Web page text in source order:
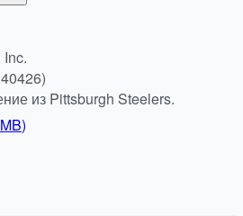
Inc.
из Pittsburgh Steelers.
)